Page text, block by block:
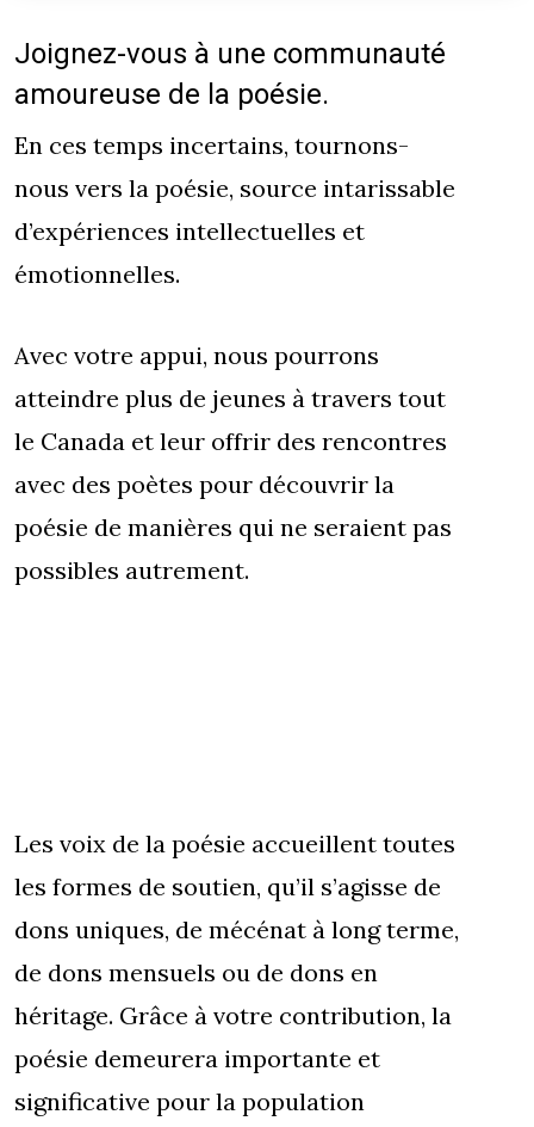
Joignez-vous à une communauté
amoureuse de la poésie.
En ces temps incertains, tournons-
nous vers la poésie, source intarissable
d’expériences intellectuelles et
émotionnelles.
Avec votre appui, nous pourrons
atteindre plus de jeunes à travers tout
le Canada et leur offrir des rencontres
avec des poètes pour découvrir la
poésie de manières qui ne seraient pas
possibles autrement.
Les voix de la poésie accueillent toutes
les formes de soutien, qu’il s’agisse de
dons uniques, de mécénat à long terme,
de dons mensuels ou de dons en
héritage. Grâce à votre contribution, la
poésie demeurera importante et
significative pour la population